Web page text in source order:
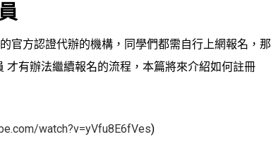
官方認證代辦的機構，同學們都需自行上網報名，那
才有辦法繼續報名的流程，本篇將來介紹如何註冊
watch?v=yVfu8E6fVes)